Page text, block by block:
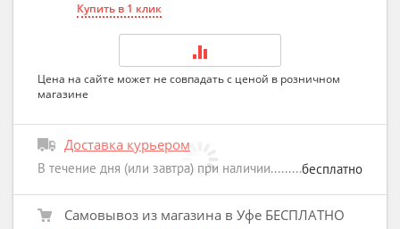
Купить в 1 клик
Цена на сайте может не совпадать с ценой в розничном
магазине
Доставка курьером
В течение дня (или завтра) при наличии бесплатно
Самовывоз из магазина в Уфе БЕСПЛАТНО